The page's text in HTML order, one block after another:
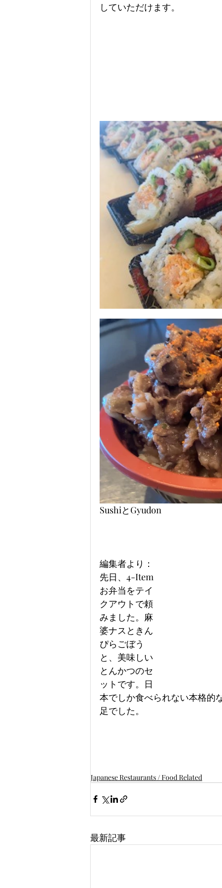
していただけます。
SushiとGyudon
編集者より：
先日、4-Item
お弁当をテイ
クアウトで頼
みました。麻
婆ナスときん
ぴらごぼう
と、美味しい
とんかつのセ
ットです。日
本でしか食べられない本格的
足でした。
Japanese Restaurants / Food Related
最新記事